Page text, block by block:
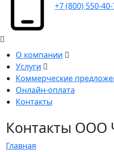
+7 (800) 550-
О компании
Услуги
Коммерческие
Онлайн-оплата
Контакты
Контакты
Главная